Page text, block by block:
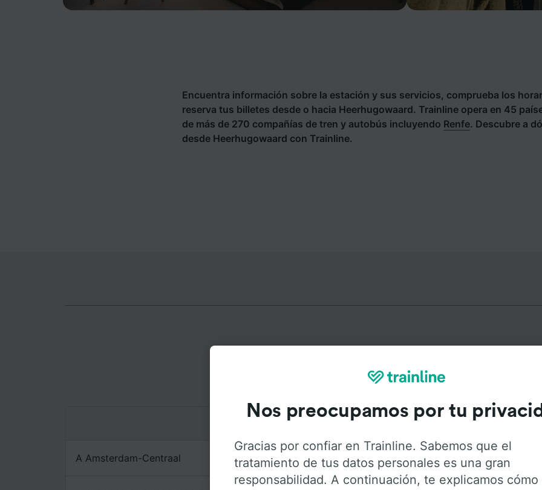
Encuentra información sobre la estación y sus servicios, comprueba los
reserva tus billetes desde o hacia Heerhugowaard. Trainline opera en 45
de más de 270 compañías de tren y autobús incluyendo Renfe. Descubre a
desde Heerhugowaard con Trainline.
Rutas más populares desde
Duración
A Amsterdam-Centraal 47min
Nos preocupamos por tu
Gracias por confiar en Trainline. Sabemos que el
tratamiento de tus datos personales es una gran
responsabilidad. A continuación, te explicamos cómo